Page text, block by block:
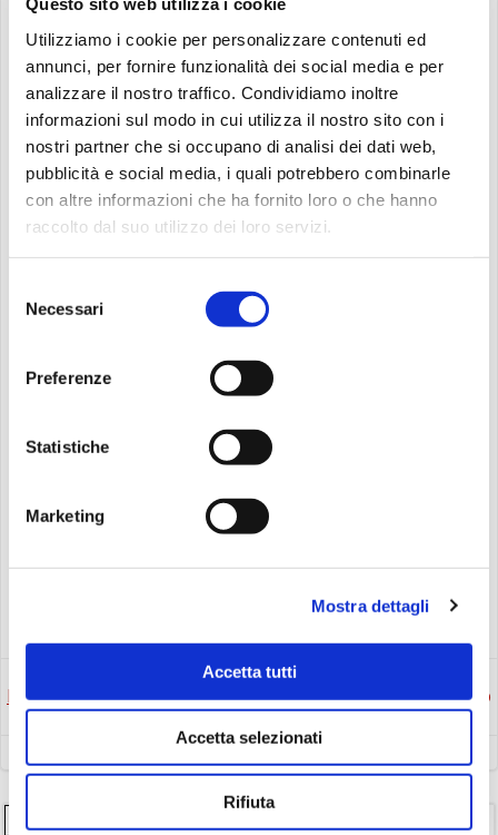
Utilizziamo i cookie per personalizzare contenuti ed
annunci, per fornire funzionalità dei social media e per
analizzare il nostro traffico. Condividiamo inoltre
informazioni sul modo in cui utilizza il nostro sito con i
nostri partner che si occupano di analisi dei dati web,
pubblicità e social media, i quali potrebbero combinarle
con altre informazioni che ha fornito loro o che hanno
raccolto dal suo utilizzo dei loro servizi.
delNecessari
Preferenze
Statistiche
Marketing
Mostra dettagli
Accetta tutti
Accetta selezionati
Rifiuta
Come partecipare?
Le iscrizioni sono aperte! Per partecipare, basta
scansionare il QR code presente nella locandina
dell’evento oppure
cliccare qui
. La partecipazione è
gratuita, ma i posti sono limitati, quindi affrettati a
Dove?
Gli incontri si svolgeranno presso la
, un luogo ideale per immergersi
nella magia delle storie e vivere un’esperienza unica di
Ti aspettiamo per vivere insieme la magia delle fiabe! Non
Post
navigation
Precedente
Post
navigation
Successivo